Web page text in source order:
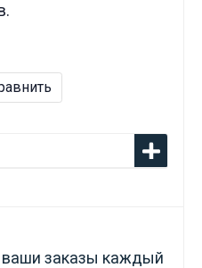
заказы каждый